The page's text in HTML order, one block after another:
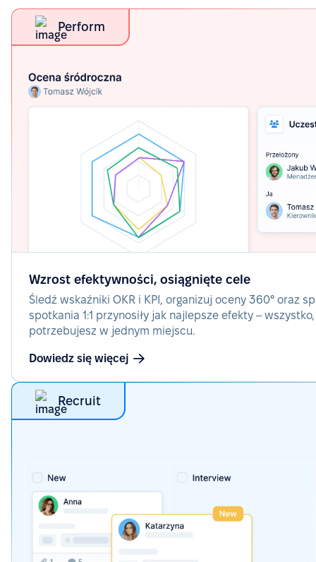
Perform
Wzrost efektywności, osiągnięte cele
Śledź wskaźniki OKR i KPI, organizuj oceny 360° oraz
spotkania 1:1 przynosiły jak najlepsze efekty –
potrzebujesz w jednym miejscu.
Dowiedz się więcej
Recruit